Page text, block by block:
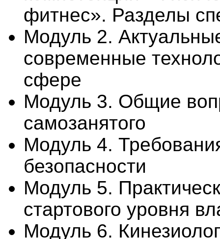
фитнес». Разделы
Модуль 2.
современные
сфере
Модуль 3. Общие
самозанятого
Модуль 4.
безопасности
Модуль 5.
стартового уровня
Модуль 6.